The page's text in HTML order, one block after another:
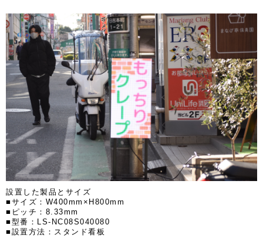
設置した製品とサイズ
■サイズ：W400mm×H800mm
■ピッチ：8.33mm
■型番：LS-NC08S040080
■設置方法：スタンド看板